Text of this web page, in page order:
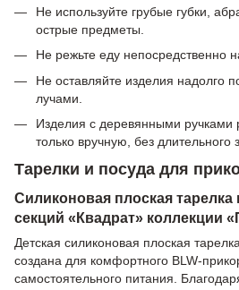
Не используйте грубые губки,
острые предметы.
Не режьте еду непосредственно
Не оставляйте изделия надолго
лучами.
Изделия с деревянными ручками
только вручную, без длительного
Тарелки и посуда для
Силиконовая плоская тарелка
секций «Квадрат» коллекции
Детская силиконовая плоская
создана для комфортного BLW-
самостоятельного питания.